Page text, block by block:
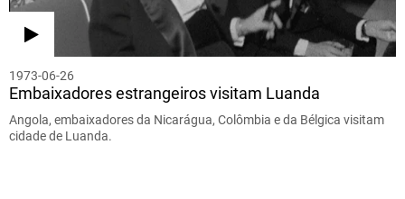
1973-06-26
Embaixadores estrangeiros visitam Luanda
Angola, embaixadores da Nicarágua, Colômbia e da Bélgica visitam
cidade de Luanda.